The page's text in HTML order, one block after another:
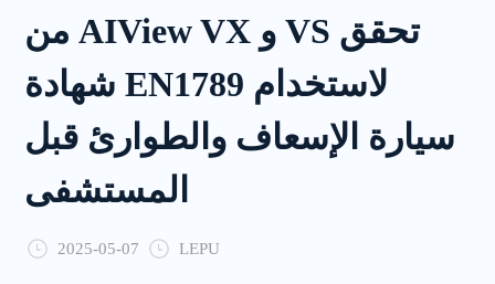
من AIView VX و VS تحقق
شهادة EN1789 لاستخدام
سيارة الإسعاف والطوارئ قبل
المستشفى
2025-05-07 LEPU